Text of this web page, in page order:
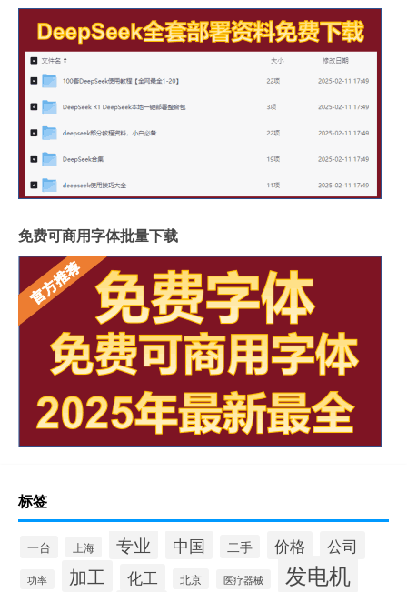
免费可商用字体批量下载
标签
一台 上海 专业 中国 二手 价格 公司
功率 加工 化工 北京 医疗器械 发电机